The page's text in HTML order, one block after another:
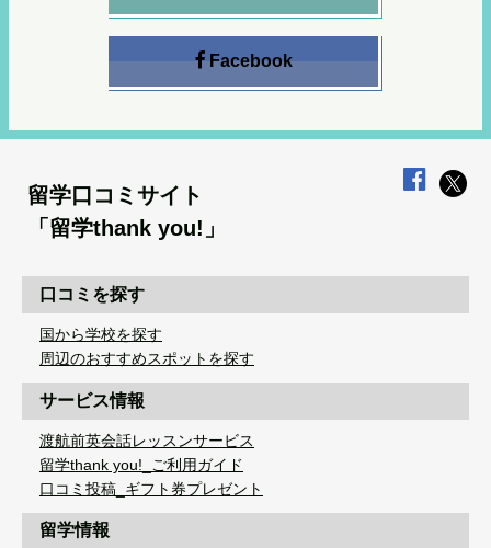
Facebook
留学口コミサイト
「留学thank you!」
口コミを探す
国から学校を探す
周辺のおすすめスポットを探す
サービス情報
渡航前英会話レッスンサービス
留学thank you!_ご利用ガイド
口コミ投稿_ギフト券プレゼント
留学情報